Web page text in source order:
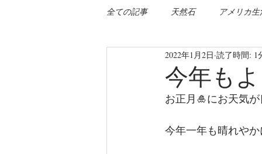
全ての記事 天然石 アメリカ生
今年も
2022年1月2日 読了時間: 1
お正月🎍にお天気
今年一年も晴れや